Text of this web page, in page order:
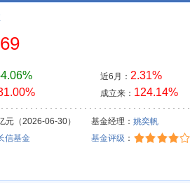
近6月： 2.31%
成立来： 124.14%
元（2026-06-30） 基金经理： 姚奕帆
信基金 基金评级 ：